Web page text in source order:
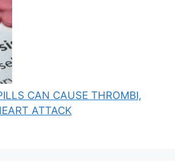
CAN CAUSE THROMBI,
ATTACK